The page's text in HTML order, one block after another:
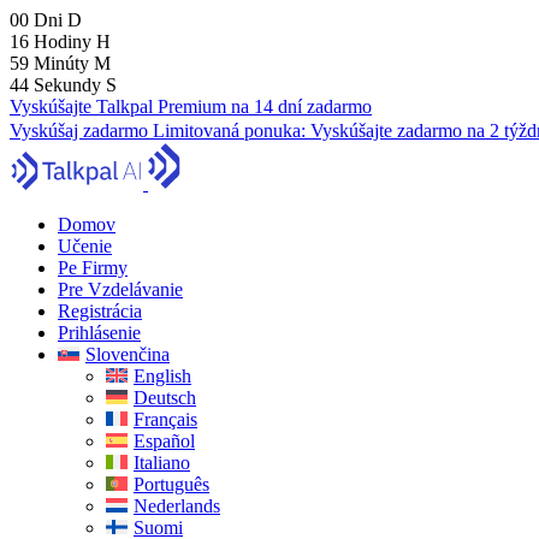
00 Dni D
16 Hodiny H
59 Minúty M
43 Sekundy S
Vyskúšajte Talkpal Premium na 14 dní zadarmo
Vyskúšaj zadarmo Limitovaná ponuka: Vyskúšajte zadarmo na 2
Domov
Učenie
Pe Firmy
Pre Vzdelávanie
Registrácia
Prihlásenie
Slovenčina
English
Deutsch
Français
Español
Italiano
Português
Nederlands
Suomi